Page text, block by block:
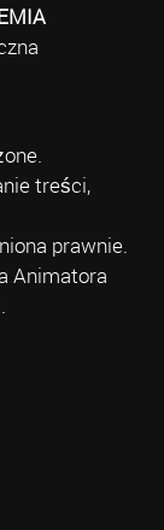
treści,
prawnie.
Animatora